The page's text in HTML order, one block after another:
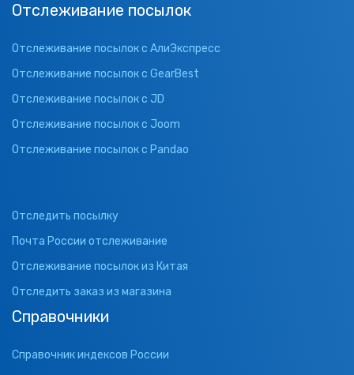
Отслеживание посылок
Отслеживание посылок с АлиЭкспресс
Отслеживание посылок с GearBest
Отслеживание посылок с JD
Отслеживание посылок с Joom
Отслеживание посылок с Pandao
Отследить посылку
Почта России отслеживание
Отслеживание посылок из Китая
Отследить заказ из магазина
Справочники
Справочник индексов России